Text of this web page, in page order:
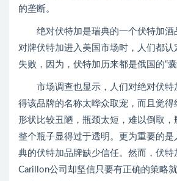
的垄断。
绝对伏特加是瑞典的一个伏特加酒
对牌伏特加进入美国市场时，人们都认
失败，因为，伏特加历来都是俄国的“囊
市场调查也显示，人们对绝对伏特
得该品牌的名称太哗众取宠，而且觉得
形状比较丑陋，瓶颈太短，难以倒取，
整个瓶子显得过于透明。更为重要的是
典的伏特加品牌缺少信任。然而，伏特
Carillon公司却坚信只要有正确的策略